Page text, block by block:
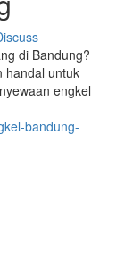
di Bandung?
handal untuk
engkel
bandung-